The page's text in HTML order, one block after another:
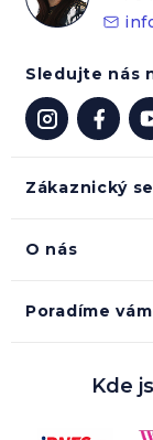
Zákaznický
O nás
Poradíme vám
Sledujte nás
Kde